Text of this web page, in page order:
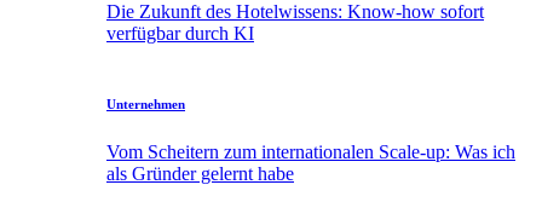
Die Zukunft des Hotelwissens: Know-how sofort
verfügbar durch KI
Unternehmen
Vom Scheitern zum internationalen Scale-up: Was ich
als Gründer gelernt habe